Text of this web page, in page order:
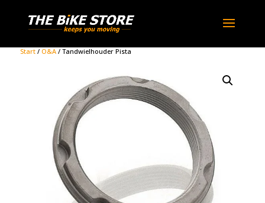
Start/ O&A/ Tandwielhouder Pista